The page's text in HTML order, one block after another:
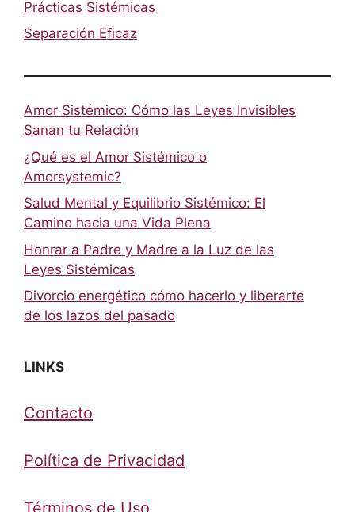
Prácticas Sistémicas
Separación Eficaz
Amor Sistémico: Cómo las Leyes Invisibles
Sanan tu Relación
¿Qué es el Amor Sistémico o
Amorsystemic?
Salud Mental y Equilibrio Sistémico: El
Camino hacia una Vida Plena
Honrar a Padre y Madre a la Luz de las
Leyes Sistémicas
Divorcio energético cómo hacerlo y liberarte
de los lazos del pasado
LINKS
Contacto
Política de Privacidad
Términos de Uso